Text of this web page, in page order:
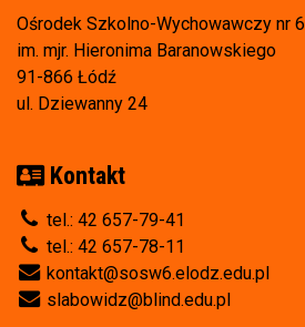
Ośrodek Szkolno-Wychowawczy nr 6
im. mjr. Hieronima Baranowskiego
91-866 Łódź
ul. Dziewanny 24
Kontakt
tel.: 42 657-79-41
tel.: 42 657-78-11
kontakt@sosw6.elodz.edu.pl
slabowidz@blind.edu.pl